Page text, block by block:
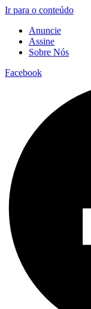
Ir para o conteúdo
Anuncie
Assine
Sobre Nós
Facebook